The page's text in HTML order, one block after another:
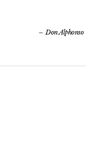
Don Alphonso